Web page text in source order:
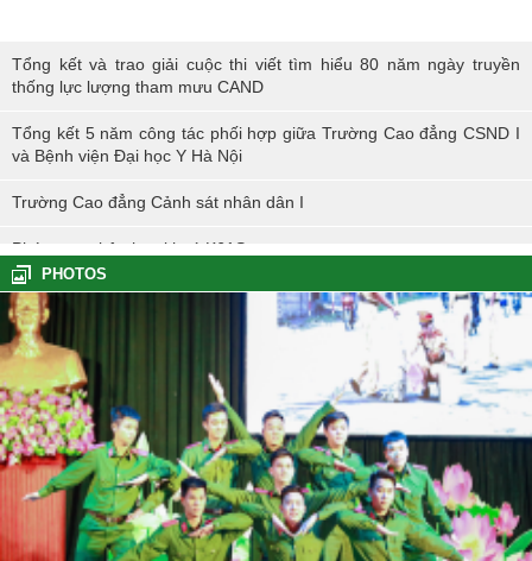
lực lượng tham mưu CAND
Tổng kết và trao giải cuộc thi viết tìm hiểu 80 năm ngày truyền
thống lực lượng tham mưu CAND
Tổng kết 5 năm công tác phối hợp giữa Trường Cao đẳng CSND I
và Bệnh viện Đại học Y Hà Nội
Trường Cao đẳng Cảnh sát nhân dân I
Phóng sự nhập học khoá K61S
Tổng kết hoạt động thực tế đợt I - K60S
Các sự kiện tiêu biểu của Tuổi trẻ Nhà trường năm học 2023-2024
TÔI LÀM CÔNG AN XÃ
Hoạt động thực tế chính trị của cán bộ, học viên tại Hoà Bình
Hội thi tìm hiểu, sáng kiến về phòng, chống tác hại của thuốc lá
trong tuổi trẻ Trường Cao đẳng Cảnh sát nhân dân I
Tuổi trẻ Trường Cao đẳng CSND I tích cực triển khai đề án 06 của
PHOTOS